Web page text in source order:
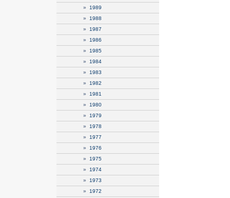
» 1989
» 1988
» 1987
» 1986
» 1985
» 1984
» 1983
» 1982
» 1981
» 1980
» 1979
» 1978
» 1977
» 1976
» 1975
» 1974
» 1973
» 1972